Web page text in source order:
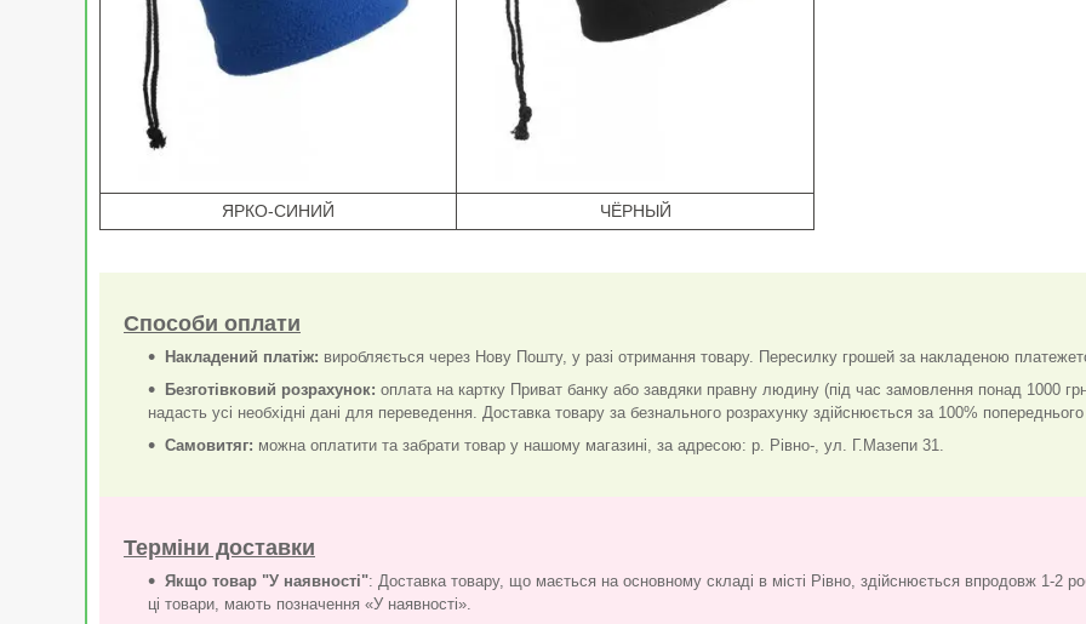
ЯРКО-СИНИЙ ЧЁРНЫЙ
Способи оплати
Накладений платіж: виробляється через Нову Пошту, у разі отримання товару. Пересилку грошей за накладеною
Безготівковий розрахунок: оплата на картку Приват банку або завдяки правну людину (під час замовлення понад 1000
надасть усі необхідні дані для переведення. Доставка товару за безнального розрахунку здійснюється за 100%
Самовитяг: можна оплатити та забрати товар у нашому магазині, за адресою: р. Рівно-, ул. Г.Мазепи 31.
Терміни доставки
Якщо товар "У наявності": Доставка товару, що мається на основному складі в місті Рівно, здійснюється впродовж 1-2
ці товари, мають позначення «У наявності».